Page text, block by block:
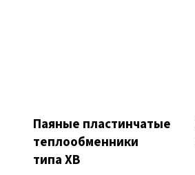
Паяные пластинчатые
теплообменники
типа XB